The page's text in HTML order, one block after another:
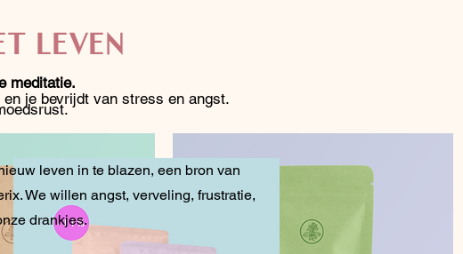
je bevrijdt van stress en angst.
LEVEN
meditatie.
leven in te blazen, een bron van
We willen angst, verveling, frustratie,
drankjes.